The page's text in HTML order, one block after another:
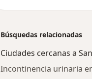
Búsquedas relacionadas
Ciudades cercanas a
Incontinencia urinaria